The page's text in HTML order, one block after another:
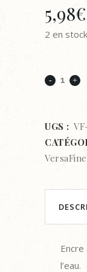
5,98€
2 en stock
Encre
-
VersaFine
-
GLAND
UGS :
l’eau.